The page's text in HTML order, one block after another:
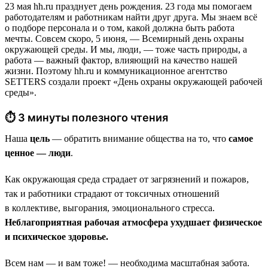
23 мая hh.ru празднует день рождения. 23 года мы помогаем
работодателям и работникам найти друг друга. Мы знаем всё
о подборе персонала и о том, какой должна быть работа
мечты. Совсем скоро, 5 июня, — Всемирный день охраны
окружающей среды. И мы, люди, — тоже часть природы, а
работа — важный фактор, влияющий на качество нашей
жизни. Поэтому hh.ru и коммуникационное агентство
SETTERS создали проект «День охраны окружающей рабочей
среды».
⏱ 3 минуты полезного чтения
Наша цель — обратить внимание общества на то, что самое
ценное — люди.
Как окружающая среда страдает от загрязнений и пожаров,
так и работники страдают от токсичных отношений
в коллективе, выгорания, эмоционального стресса.
Неблагоприятная рабочая атмосфера ухудшает физическое
и психическое здоровье.
Всем нам — и вам тоже! — необходима масштабная забота.